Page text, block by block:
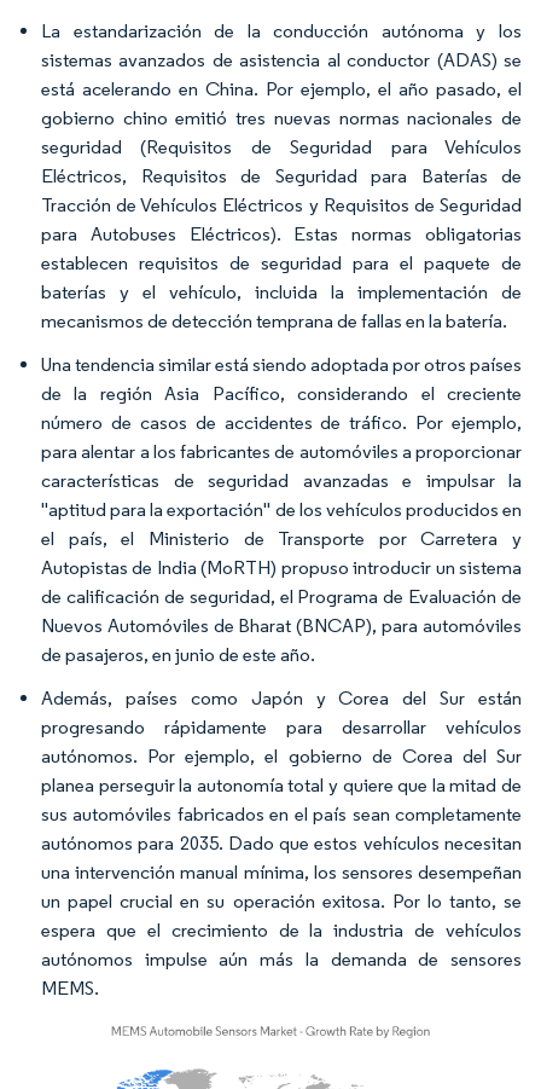
La estandarización de la conducción autónoma y los
sistemas avanzados de asistencia al conductor (ADAS) se
está acelerando en China. Por ejemplo, el año pasado, el
gobierno chino emitió tres nuevas normas nacionales de
seguridad (Requisitos de Seguridad para Vehículos
Eléctricos, Requisitos de Seguridad para Baterías de
Tracción de Vehículos Eléctricos y Requisitos de Seguridad
para Autobuses Eléctricos). Estas normas obligatorias
establecen requisitos de seguridad para el paquete de
baterías y el vehículo, incluida la implementación de
mecanismos de detección temprana de fallas en la batería.
Una tendencia similar está siendo adoptada por otros países
de la región Asia Pacífico, considerando el creciente
número de casos de accidentes de tráfico. Por ejemplo,
para alentar a los fabricantes de automóviles a proporcionar
características de seguridad avanzadas e impulsar la
"aptitud para la exportación" de los vehículos producidos en
el país, el Ministerio de Transporte por Carretera y
Autopistas de India (MoRTH) propuso introducir un sistema
de calificación de seguridad, el Programa de Evaluación de
Nuevos Automóviles de Bharat (BNCAP), para automóviles
de pasajeros, en junio de este año.
Además, países como Japón y Corea del Sur están
progresando rápidamente para desarrollar vehículos
autónomos. Por ejemplo, el gobierno de Corea del Sur
planea perseguir la autonomía total y quiere que la mitad de
sus automóviles fabricados en el país sean completamente
autónomos para 2035. Dado que estos vehículos necesitan
una intervención manual mínima, los sensores desempeñan
un papel crucial en su operación exitosa. Por lo tanto, se
espera que el crecimiento de la industria de vehículos
autónomos impulse aún más la demanda de sensores
MEMS.